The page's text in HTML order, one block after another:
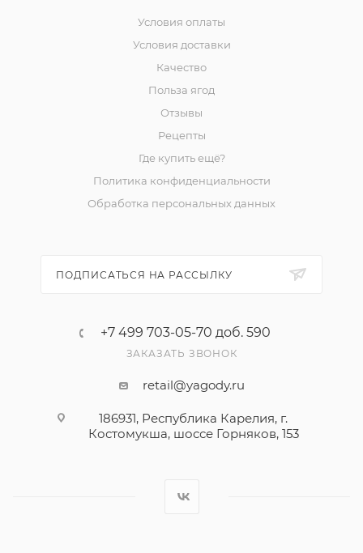
Условия оплаты
Условия доставки
Качество
Польза ягод
Отзывы
Рецепты
Где купить ещё?
Политика конфиденциальности
Обработка персональных данных
ПОДПИСАТЬСЯ НА РАССЫЛКУ
+7 499 703-05-70 доб. 590
ЗАКАЗАТЬ ЗВОНОК
retail@yagody.ru
186931, Республика Карелия, г.
Костомукша, шоссе Горняков, 153